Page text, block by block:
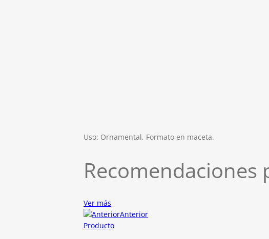
Uso: Ornamental, Formato en maceta.
Recomendaciones
Ver más
Anterior
Producto